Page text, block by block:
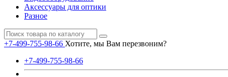
Аксессуары для оптики
Разное
+7-499-755-98-66 Хотите, мы Вам перезвоним?
+7-499-755-98-66